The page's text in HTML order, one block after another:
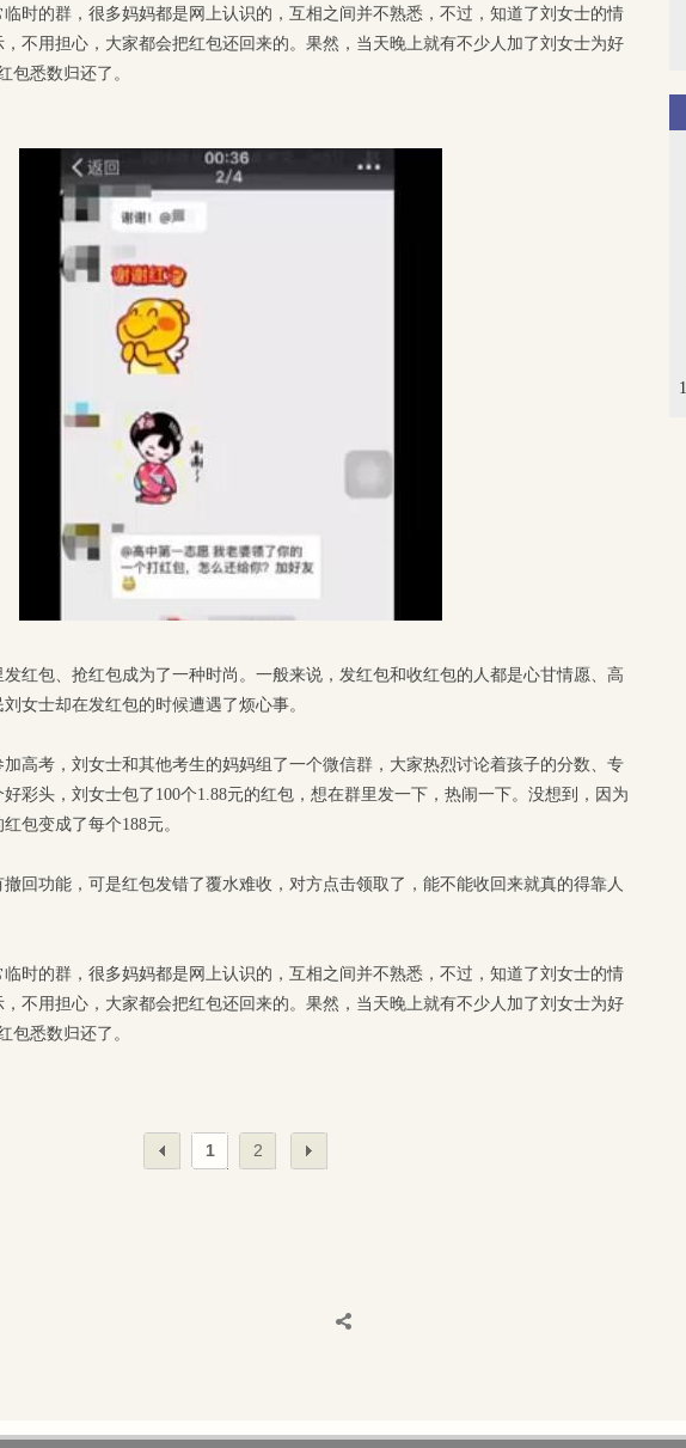
时的群，很多妈妈都是网上认识的，互相之间并不熟悉，不过，知道了刘女士的情
不用担心，大家都会把红包还回来的。果然，当天晚上就有不少人加了刘女士为好
包悉数归还了。
红包、抢红包成为了一种时尚。一般来说，发红包和收红包的人都是心甘情愿、高
女士却在发红包的时候遭遇了烦心事。
高考，刘女士和其他考生的妈妈组了一个微信群，大家热烈讨论着孩子的分数、专
彩头，刘女士包了100个1.88元的红包，想在群里发一下，热闹一下。没想到，因为
包变成了每个188元。
回功能，可是红包发错了覆水难收，对方点击领取了，能不能收回来就真的得靠人
时的群，很多妈妈都是网上认识的，互相之间并不熟悉，不过，知道了刘女士的情
不用担心，大家都会把红包还回来的。果然，当天晚上就有不少人加了刘女士为好
包悉数归还了。
1 2